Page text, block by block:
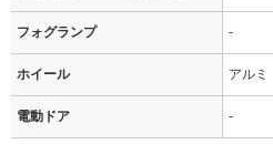
フォグランプ -
ホイール アルミ
電動ドア -